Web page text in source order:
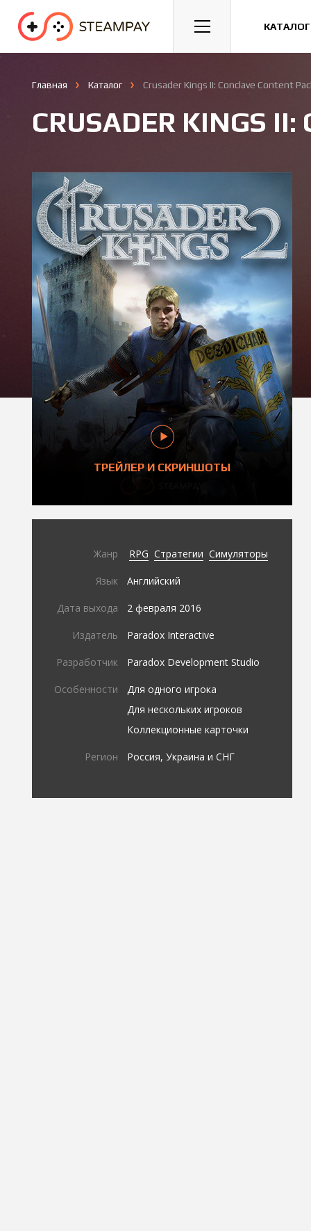
Спорт Гонки Казуальные
Главная Каталог Crusader Kings II: Conclave Content
CRUSADER KINGS II:
ТРЕЙЛЕР И СКРИНШОТЫ
Жанр RPG Стратегии Симуляторы
Язык Английский
Дата выхода 2 февраля 2016
Издатель Paradox Interactive
Разработчик Paradox Development Studio
Особенности
Для одного игрока
Для нескольких игроков
Коллекционные карточки
Регион Россия, Украина и СНГ